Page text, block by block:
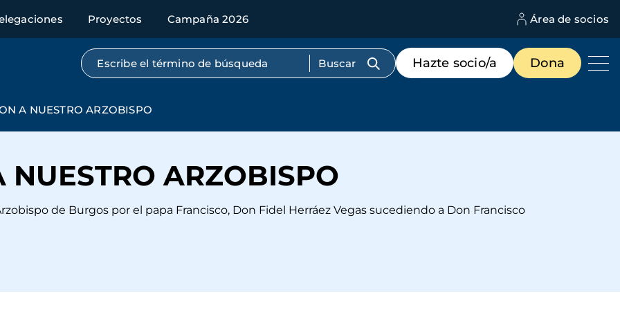
Proyectos Campaña 2026 Área de socios
Búsqueda por texto completo
Menú
de
destacados
Hazte socio/a Dona
A NUESTRO ARZOBISPO
NUESTRO ARZOBISPO
de Burgos por el papa Francisco, Don Fidel Herráez Vegas sucediendo a Don Francisco